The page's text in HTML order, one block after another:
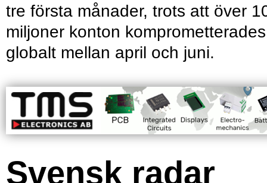
tre första månader, trots att över
miljoner konton komprometterades
globalt mellan april och juni.
Svensk radar